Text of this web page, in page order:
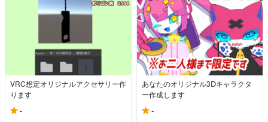
VRC想定オリジナルアクセサリー作
ります
-
あなたのオリジナル3Ⅾキャラクタ
ー作成します
-